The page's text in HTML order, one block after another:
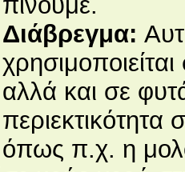
Διάβρεγμα:
αλλά και σε
περιεκτικότητα
όπως π.χ. η